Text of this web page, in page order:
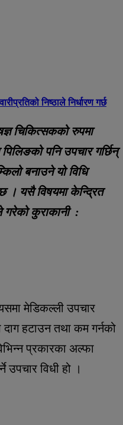
निष्ठाले निर्धारण गर्छ
चिकित्सकको रुपमा
पनि उपचार गर्छिन्
बनाउने यो विधि
। यसै विषयमा केन्द्रित
गरेको कुराकानी :
मेडिकल्ली उपचार
हटाउन तथा कम गर्नको
प्रकारका अल्फा
उपचार विधी हो ।